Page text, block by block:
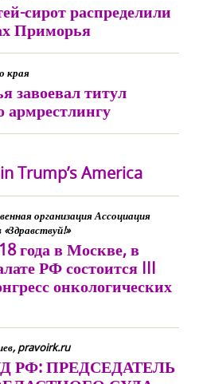
сирот распределили
Приморья
края
завоевал титул
Trump’s America
организация Ассоциация
года в Москве, в
РФ состоится III
онкологических
pravoirk.ru
РФ: ПРЕДСЕДАТЕЛЬ